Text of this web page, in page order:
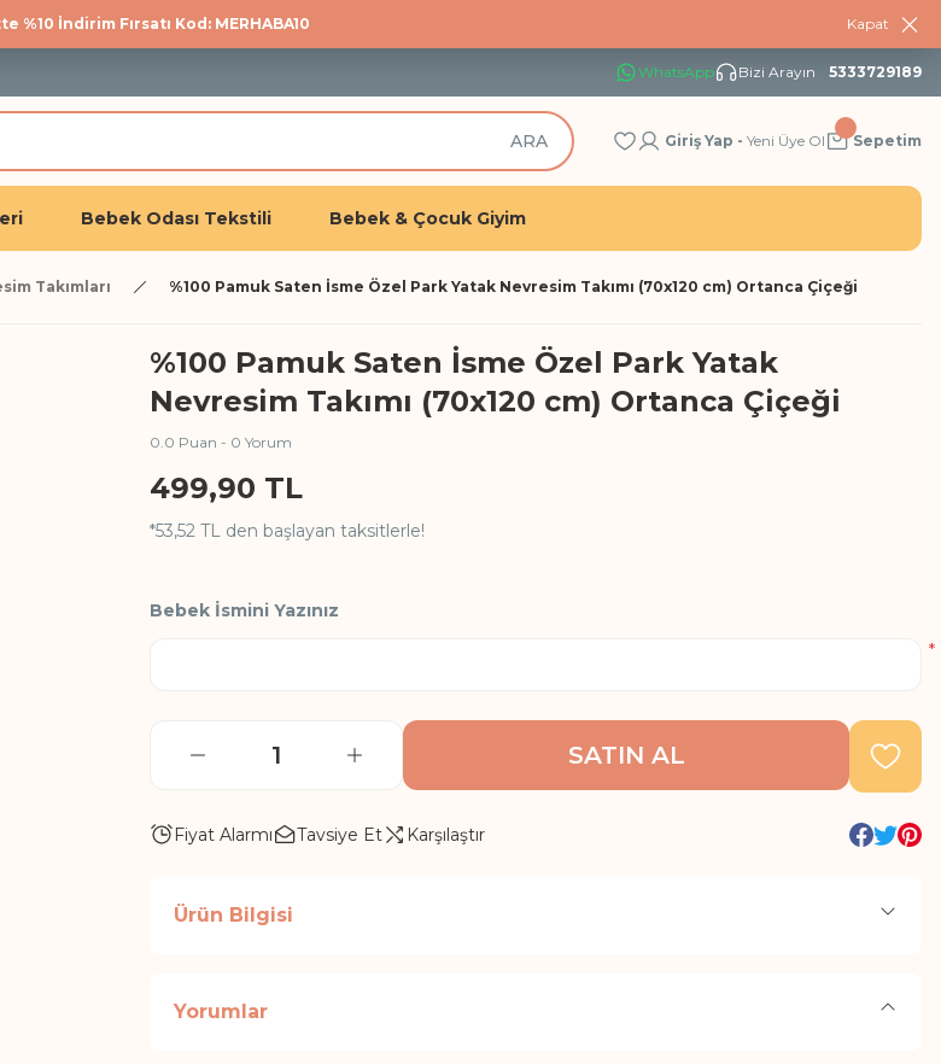
%10 İndirim Fırsatı Kod: MERHABA10 Kapat
Üye olan herkese %10 İndirim
WhatsApp Bizi Arayın 5333729189
ARA Giriş Yap - Yeni Üye Ol Sepetim
Bebek Odası Tekstili Bebek & Çocuk Giyim
Takımları %100 Pamuk Saten İsme Özel Park Yatak Nevresim Takımı (70x120 cm) Ortanca Çiçeği
%100 Pamuk Saten İsme Özel Park Yatak
Nevresim Takımı (70x120 cm) Ortanca Çiçeği
0.0 Puan - 0 Yorum
499,90 TL
*53,52 TL den başlayan taksitlerle!
Bebek İsmini Yazınız
*
SATIN AL
Fiyat Alarmı Tavsiye Et Karşılaştır
Ürün Bilgisi
Yorumlar